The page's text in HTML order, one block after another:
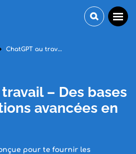
– Des bases
avancées en
pour te fournir les
ChatGPT au travail – Des bases aux applications avancées en entreprise